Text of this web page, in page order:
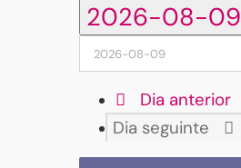
2026-08-09
Dia anterior
Dia seguinte